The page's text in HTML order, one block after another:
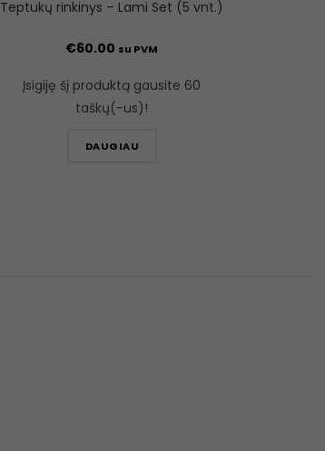
Teptukų rinkinys – Lami Set (5 vnt.)
€60.00 su PVM
Įsigiję šį produktą gausite 60
taškų(-us)!
DAUGIAU